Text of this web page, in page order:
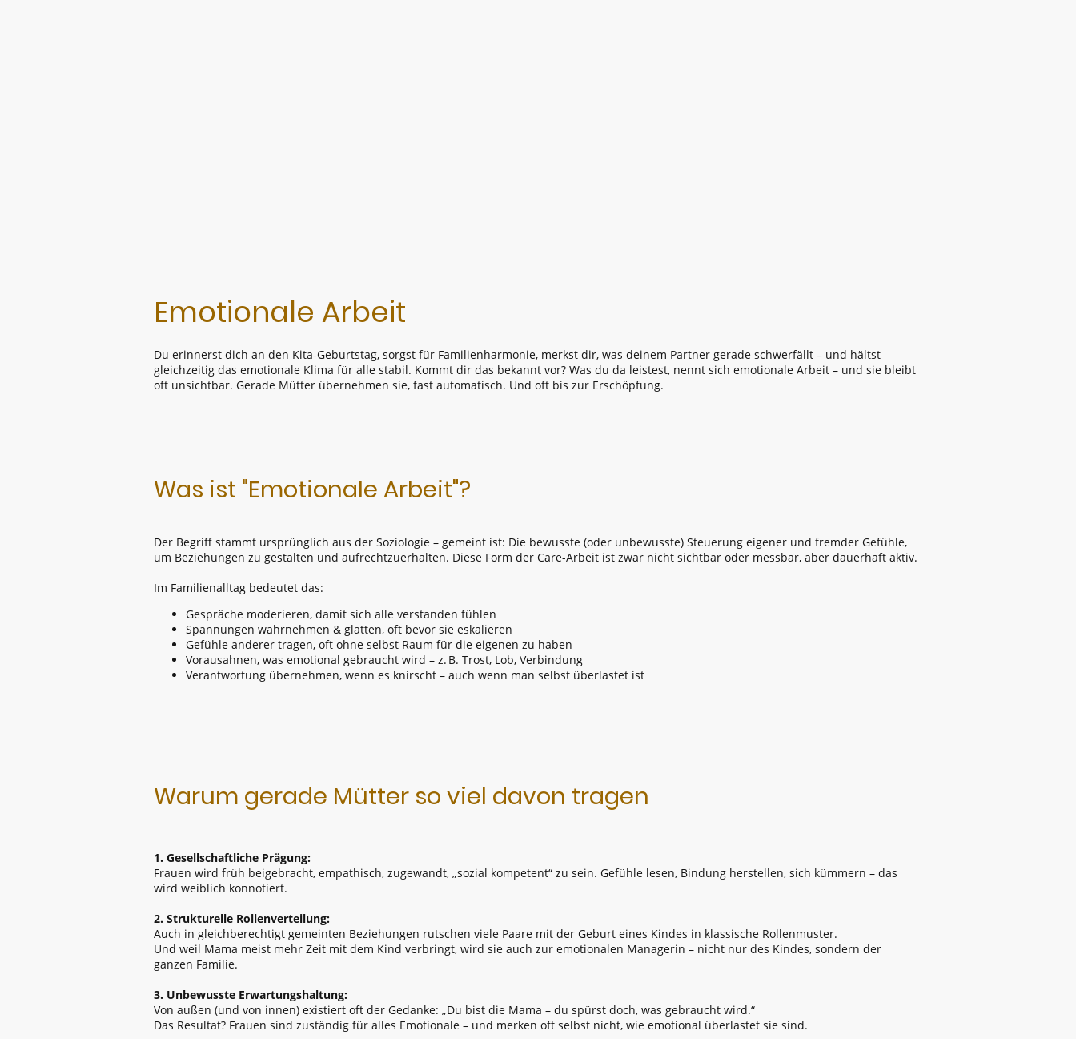
Emotionale Arbeit
Du erinnerst dich an den Kita-Geburtstag, sorgst für Familienharmonie, merkst dir, was deinem Partner gerade schwerfällt – und hältst
gleichzeitig das emotionale Klima für alle stabil. Kommt dir das bekannt vor? Was du da leistest, nennt sich emotionale Arbeit – und sie bleibt
oft unsichtbar. Gerade Mütter übernehmen sie, fast automatisch. Und oft bis zur Erschöpfung.
Was ist "Emotionale Arbeit"?
Der Begriff stammt ursprünglich aus der Soziologie – gemeint ist: Die bewusste (oder unbewusste) Steuerung eigener und fremder Gefühle,
um Beziehungen zu gestalten und aufrechtzuerhalten. Diese Form der Care-Arbeit ist zwar nicht sichtbar oder messbar, aber dauerhaft aktiv.
Im Familienalltag bedeutet das:
Gespräche moderieren, damit sich alle verstanden fühlen
Spannungen wahrnehmen & glätten, oft bevor sie eskalieren
Gefühle anderer tragen, oft ohne selbst Raum für die eigenen zu haben
Vorausahnen, was emotional gebraucht wird – z. B. Trost, Lob, Verbindung
Verantwortung übernehmen, wenn es knirscht – auch wenn man selbst überlastet ist
Warum gerade Mütter so viel davon tragen
1. Gesellschaftliche Prägung:
Frauen wird früh beigebracht, empathisch, zugewandt, „sozial kompetent“ zu sein. Gefühle lesen, Bindung herstellen, sich kümmern – das
wird weiblich konnotiert.
2. Strukturelle Rollenverteilung:
Auch in gleichberechtigt gemeinten Beziehungen rutschen viele Paare mit der Geburt eines Kindes in klassische Rollenmuster.
Und weil Mama meist mehr Zeit mit dem Kind verbringt, wird sie auch zur emotionalen Managerin – nicht nur des Kindes, sondern der
ganzen Familie.
3. Unbewusste Erwartungshaltung:
Von außen (und von innen) existiert oft der Gedanke: „Du bist die Mama – du spürst doch, was gebraucht wird.“
Das Resultat? Frauen sind zuständig für alles Emotionale – und merken oft selbst nicht, wie emotional überlastet sie sind.